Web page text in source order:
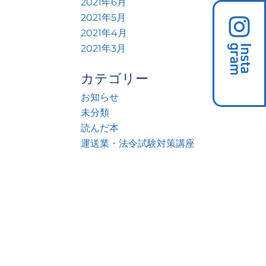
2021年5月
2021年4月
2021年3月
カテゴリー
お知らせ
未分類
読んだ本
運送業・法令試験対策講座